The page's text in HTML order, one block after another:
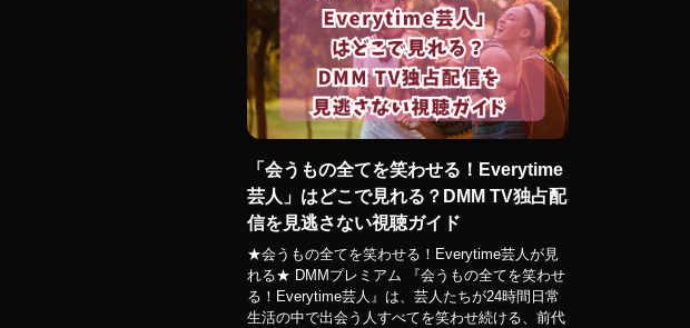
「会うもの全てを笑わせる！Everytime
芸人」はどこで見れる？DMM TV独占配
信を見逃さない視聴ガイド
★会うもの全てを笑わせる！Everytime芸人が見
れる★ DMMプレミアム 『会うもの全てを笑わせ
る！Everytime芸人』は、芸人たちが24時間日常
生活の中で出会う人すべてを笑わせ続ける、前代